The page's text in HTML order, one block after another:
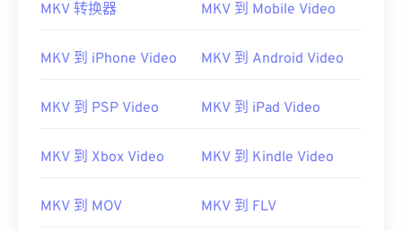
MKV 转换器 MKV 到 Mobile Video
MKV 到 iPhone Video MKV 到 Android Video
MKV 到 PSP Video MKV 到 iPad Video
MKV 到 Xbox Video MKV 到 Kindle Video
MKV 到 MOV MKV 到 FLV